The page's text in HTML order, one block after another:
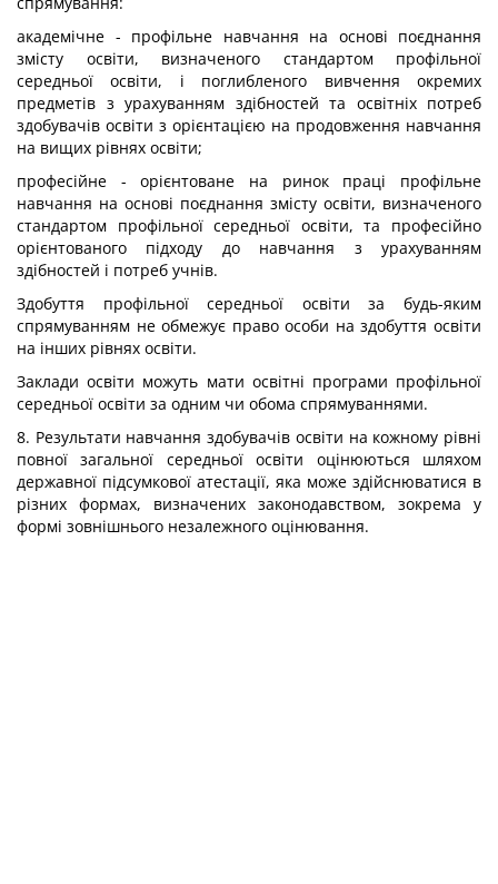
академічне - профільне навчання на основі поєднання
змісту освіти, визначеного стандартом профільної
середньої освіти, і поглибленого вивчення окремих
предметів з урахуванням здібностей та освітніх потреб
здобувачів освіти з орієнтацією на продовження навчання
на вищих рівнях освіти;
професійне - орієнтоване на ринок праці профільне
навчання на основі поєднання змісту освіти, визначеного
стандартом профільної середньої освіти, та професійно
орієнтованого підходу до навчання з урахуванням
здібностей і потреб учнів.
Здобуття профільної середньої освіти за будь-яким
спрямуванням не обмежує право особи на здобуття освіти
на інших рівнях освіти.
Заклади освіти можуть мати освітні програми профільної
середньої освіти за одним чи обома спрямуваннями.
8. Результати навчання здобувачів освіти на кожному рівні
повної загальної середньої освіти оцінюються шляхом
державної підсумкової атестації, яка може здійснюватися в
різних формах, визначених законодавством, зокрема у
формі зовнішнього незалежного оцінювання.